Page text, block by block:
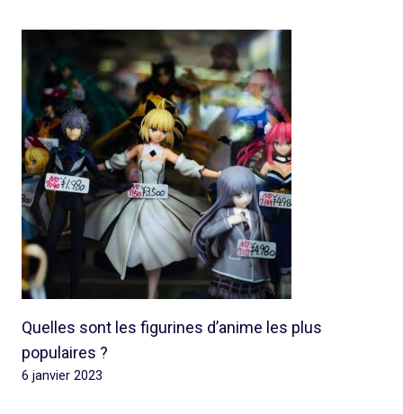
Quelles sont les figurines d’anime les plus
populaires ?
6 janvier 2023